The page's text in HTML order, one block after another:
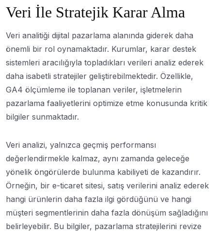
Veri İle Stratejik Karar Alma
Veri analitiği dijital pazarlama alanında giderek daha
önemli bir rol oynamaktadır. Kurumlar, karar destek
sistemleri aracılığıyla topladıkları verileri analiz ederek
daha isabetli stratejiler geliştirebilmektedir. Özellikle,
GA4 ölçümleme ile toplanan veriler, işletmelerin
pazarlama faaliyetlerini optimize etme konusunda kritik
bilgiler sunmaktadır.
Veri analizi, yalnızca geçmiş performansı
değerlendirmekle kalmaz, aynı zamanda geleceğe
yönelik öngörülerde bulunma kabiliyeti de kazandırır.
Örneğin, bir e-ticaret sitesi, satış verilerini analiz ederek
hangi ürünlerin daha fazla ilgi gördüğünü ve hangi
müşteri segmentlerinin daha fazla dönüşüm sağladığını
belirleyebilir. Bu bilgiler, pazarlama stratejilerini revize